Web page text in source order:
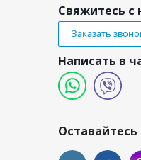
Свяжитесь с
Заказать
Написать в
Оставайтесь